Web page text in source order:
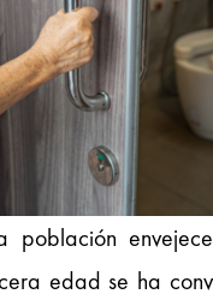
población
edad se ha